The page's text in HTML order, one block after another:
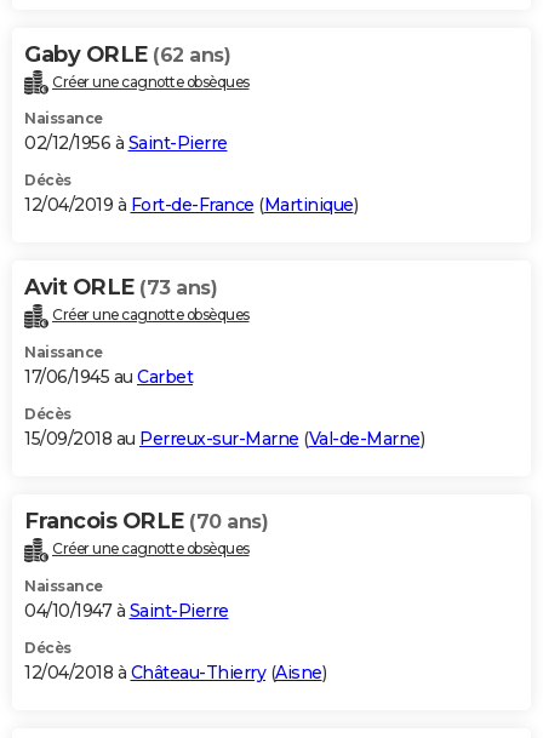
Gaby ORLE (62 ans)
Créer une cagnotte obsèques
Naissance
02/12/1956 à Saint-Pierre
Décès
12/04/2019 à Fort-de-France (Martinique)
Avit ORLE (73 ans)
Créer une cagnotte obsèques
Naissance
17/06/1945 au Carbet
Décès
15/09/2018 au Perreux-sur-Marne (Val-de-Marne)
Francois ORLE (70 ans)
Créer une cagnotte obsèques
Naissance
04/10/1947 à Saint-Pierre
Décès
12/04/2018 à Château-Thierry(Aisne)